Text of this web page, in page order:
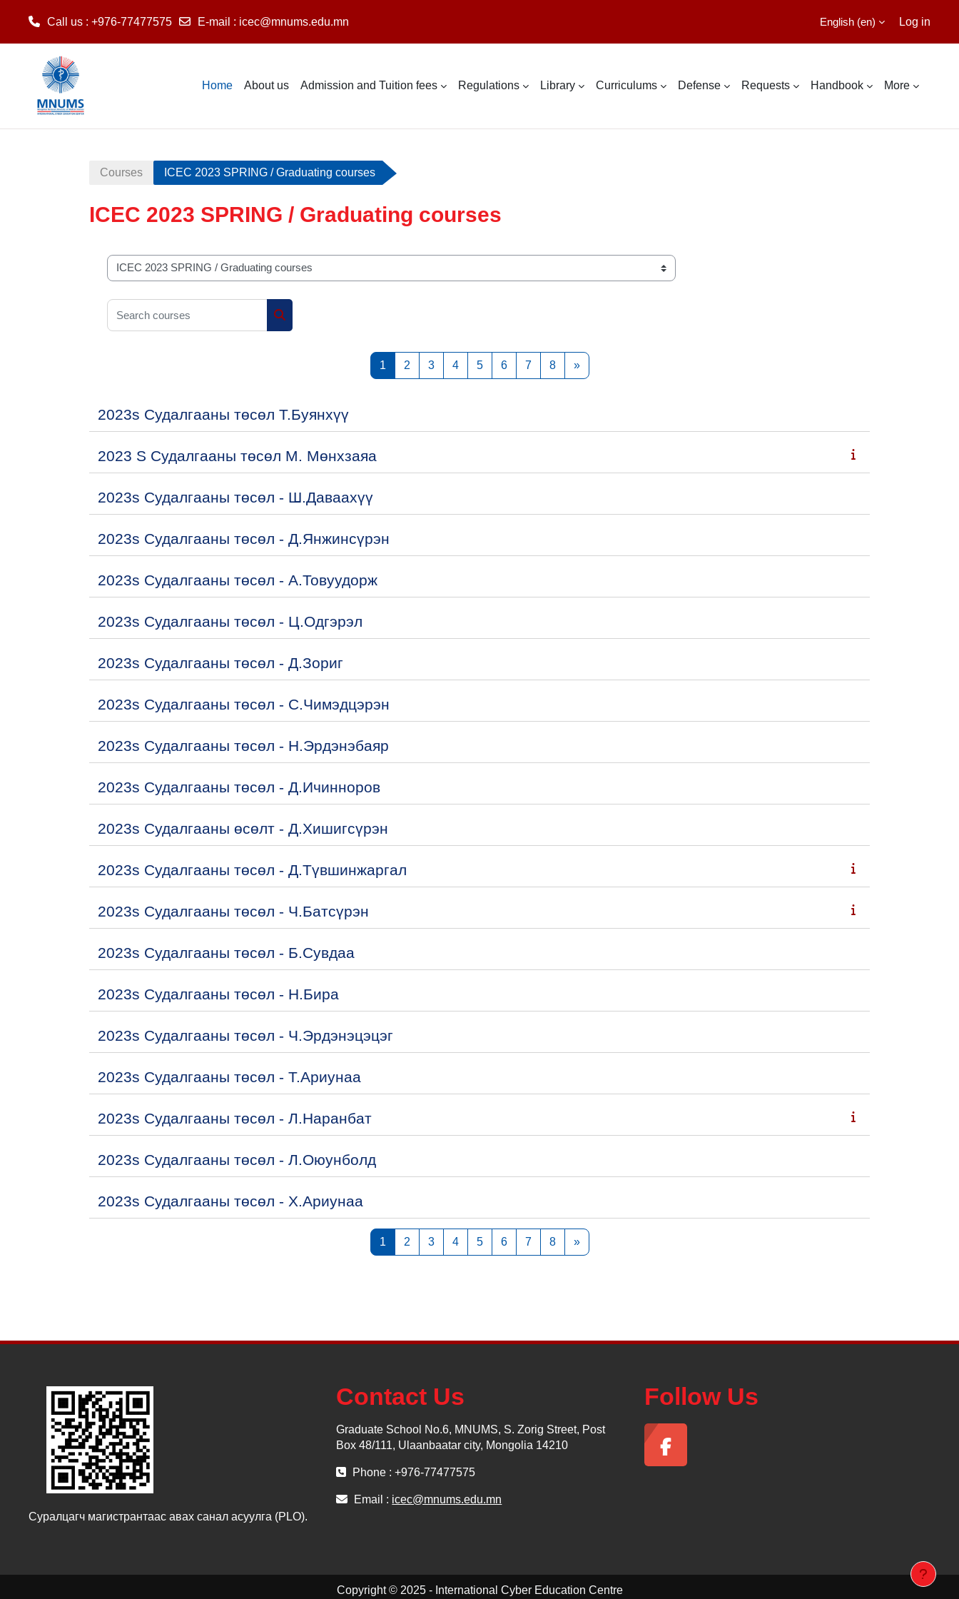
Call us : +976-77477575 E-mail : icec@mnums.edu.mn English ‎(en)‎ Log in
Home About us Admission and Tuition fees Regulations Library Curriculums Defense Requests Handbook More
Courses ICEC 2023 SPRING / Graduating courses
ICEC 2023 SPRING / Graduating courses
Course categories
Search courses
1 Page 1
2Page 2
3Page 3
4Page 4
5Page 5
6Page 6
7Page 7
8Page 8
»Next page
2023s Судалгааны төсөл Т.Буянхүү
2023 S Судалгааны төсөл М. Мөнхзаяа
2023s Судалгааны төсөл - Ш.Даваахүү
2023s Судалгааны төсөл - Д.Янжинсүрэн
2023s Судалгааны төсөл - А.Товуудорж
2023s Судалгааны төсөл - Ц.Одгэрэл
2023s Судалгааны төсөл - Д.Зориг
2023s Судалгааны төсөл - С.Чимэдцэрэн
2023s Судалгааны төсөл - Н.Эрдэнэбаяр
2023s Судалгааны төсөл - Д.Ичинноров
2023s Судалгааны өсөлт - Д.Хишигсүрэн
2023s Судалгааны төсөл - Д.Түвшинжаргал
2023s Судалгааны төсөл - Ч.Батсүрэн
2023s Судалгааны төсөл - Б.Сувдаа
2023s Судалгааны төсөл - Н.Бира
2023s Судалгааны төсөл - Ч.Эрдэнэцэцэг
2023s Судалгааны төсөл - Т.Ариунаа
2023s Судалгааны төсөл - Л.Наранбат
2023s Судалгааны төсөл - Л.Оюунболд
2023s Судалгааны төсөл - Х.Ариунаа
1 Page 1
2Page 2
3Page 3
4Page 4
5Page 5
6Page 6
7Page 7
8Page 8
»Next page
Суралцагч магистрантаас авах санал асуулга (PLO).
Contact Us
Graduate School No.6, MNUMS, S. Zorig Street, Post
Box 48/111, Ulaanbaatar city, Mongolia 14210
Phone : +976-77477575
Email : icec@mnums.edu.mn
Follow Us
Copyright © 2025 - International Cyber Education Centre